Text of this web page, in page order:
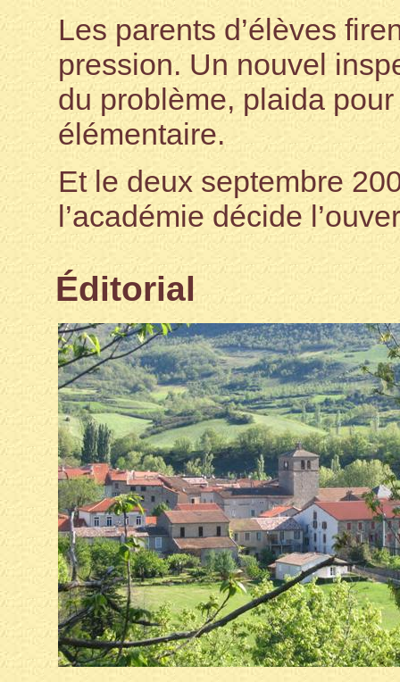
Les parents d’élèves
pression. Un nouvel
du problème, plaida
élémentaire.
Et le deux septembre
l’académie décide
Éditorial